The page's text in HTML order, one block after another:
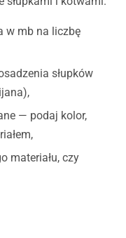
w mb na liczbę
słupków
— podaj kolor,
materiału, czy